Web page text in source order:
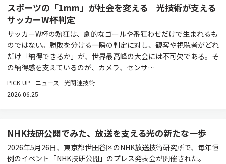
スポーツの「1mm」が社会を変える 光技術が支える
サッカーW杯判定
サッカーW杯の熱狂は、劇的なゴールや番狂わせだけで生まれるも
のではない。勝敗を分ける一瞬の判定に対し、観客や視聴者がどれ
だけ「納得できるか」が、世界最高峰の大会には不可欠である。そ
の納得感を支えているのが、カメラ、センサ…
PICK UP ニュース 光関連技術
2026.06.25
NHK技研公開でみた、放送を支える光の新たな一歩
2026年5月26日、東京都世田谷区のNHK放送技術研究所で、毎年恒
例のイベント「NHK技研公開」のプレス発表会が開催された。